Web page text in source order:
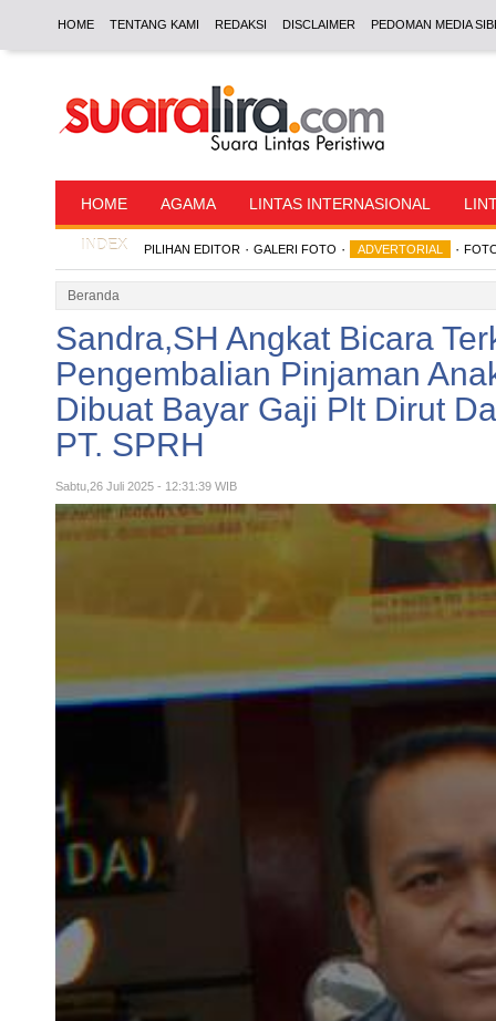
HOME TENTANG KAMI REDAKSI DISCLAIMER PEDOMAN MEDIA
HOME AGAMA LINTAS INTERNASIONAL
INDEX PILIHAN EDITOR · GALERI FOTO · ADVERTORIAL ·
Beranda
Sandra,SH Angkat Bicara
Pengembalian Pinjaman
Dibuat Bayar Gaji Plt Dirut
PT. SPRH
Sabtu,26 Juli 2025 - 12:31:39 WIB